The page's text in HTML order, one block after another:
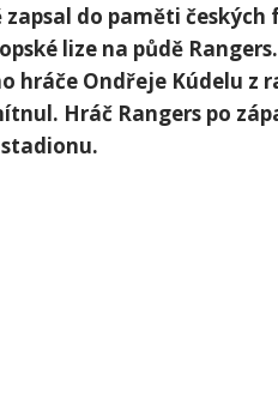
zapsal do paměti českých
lize na půdě
hráče Ondřeje Kúdelu z
Hráč Rangers po